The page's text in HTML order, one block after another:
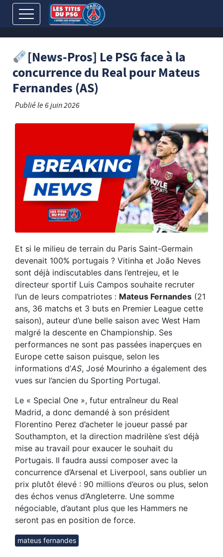
[News-Pros] Le PSG face à la
concurrence du Real pour Mateus
Fernandes (AS)
Publié le6 juin 2026
Et si le milieu de terrain du Paris Saint-Germain
devenait 100% portugais ? Vitinha et João Neves
sont déjà indiscutables dans l’entrejeu, et le
directeur sportif Luis Campos souhaite recruter
l’un de leurs compatriotes : Mateus Fernandes (21
ans, 36 matchs et 3 buts en Premier League cette
saison), auteur d’une belle saison avec West Ham
malgré la descente en Championship. Ses
performances ne sont pas passées inaperçues en
Europe cette saison puisque, selon les
informations d’AS, José Mourinho a également des
vues sur l’ancien du Sporting Portugal.
Le « Special One », futur entraîneur du Real
Madrid, a donc demandé à son président
Florentino Perez d’acheter le joueur passé par
Southampton, et la direction madrilène s’est déjà
mise au travail pour exaucer le souhait du
Portugais. Il faudra aussi composer avec la
concurrence d’Arsenal et Liverpool, sans oublier un
prix plutôt élevé : 90 millions d’euros ou plus, selon
des échos venus d’Angleterre. Une somme
négociable, d’autant plus que les Hammers ne
seront pas en position de force.
mateus fernandes